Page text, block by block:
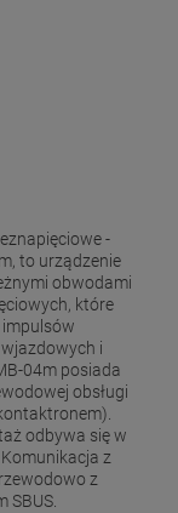
-
to urządzenie
obwodami
które
i
04m posiada
obsługi
odbywa się w
z
z
SBUS.